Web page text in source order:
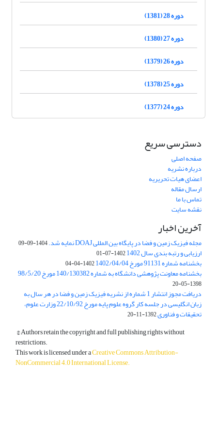
دوره 28 (1381)
دوره 27 (1380)
دوره 26 (1379)
دوره 25 (1378)
دوره 24 (1377)
دسترسی سریع
صفحه اصلی
درباره نشریه
اعضای هیات تحریریه
ارسال مقاله
تماس با ما
نقشه سایت
آخرین اخبار
مجله فیزیک زمین و فضا در پایگاه بین المللی DOAJ نمایه شد. 1404-09-09
ارزیابی و رتبه بندی سال 1402 1402-07-01
بخشنامه شماره 91131 مورخ 1402/04/04 1402-04-04
بخشنامه معاونت پژوهشی دانشگاه به شماره 140/130382 مورخ 98/5/20
1398-05-20
دریافت مجوز انتشار 1 شماره از نشریه فیزیک زمین و فضا در هر سال به
زبان انگلیسی در جلسه کار گروه علوم پایه مورخ 22/10/92 وزارت علوم،
تحقیقات و فناوری1392-11-20
© Authors retain the copyright and full publishing rights without
restrictions.
This work is licensed under aCreative Commons Attribution-
NonCommercial 4.0 International License.